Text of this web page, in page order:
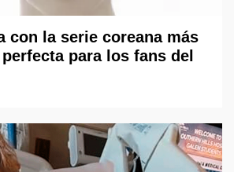
con la serie coreana más
para los fans del